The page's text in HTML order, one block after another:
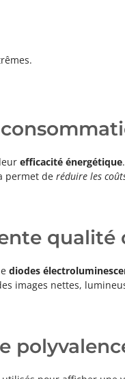
efficacité énergétique
permet de réduire les
qualité
diodes
images nettes,